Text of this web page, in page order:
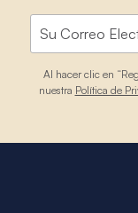
Al hacer clic en
nuestra Política de